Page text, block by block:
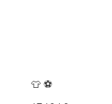
👕 ⚽